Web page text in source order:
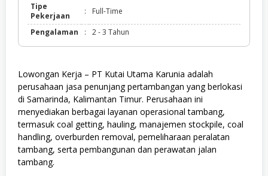
Tipe
Pekerjaan
: Full-Time
Pengalaman : 2 - 3 Tahun
Lowongan Kerja – PT Kutai Utama Karunia adalah
perusahaan jasa penunjang pertambangan yang berlokasi
di Samarinda, Kalimantan Timur. Perusahaan ini
menyediakan berbagai layanan operasional tambang,
termasuk coal getting, hauling, manajemen stockpile, coal
handling, overburden removal, pemeliharaan peralatan
tambang, serta pembangunan dan perawatan jalan
tambang.